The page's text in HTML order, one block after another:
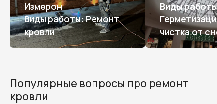
Измерон
Виды работы: Ремонт
кровли
Виды
чистка от
Популярные вопросы про ремонт
кровли